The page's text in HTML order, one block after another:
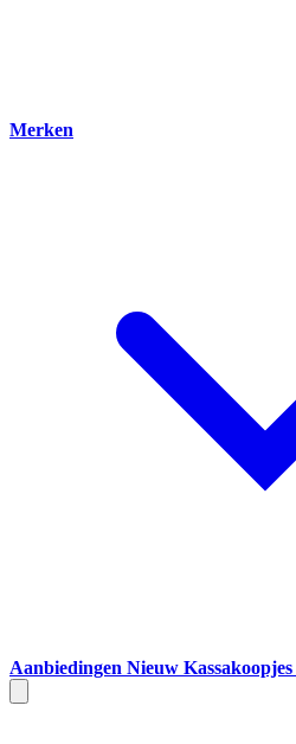
Merken
Aanbiedingen Nieuw Kassakoopjes